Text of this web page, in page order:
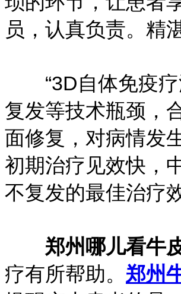
员，认真负责。精
“3D自体免疫疗
复发等技术瓶颈，
面修复，对病情发
初期治疗见效快，
不复发的最佳治疗
郑州哪儿看牛
疗有所帮助。 郑州